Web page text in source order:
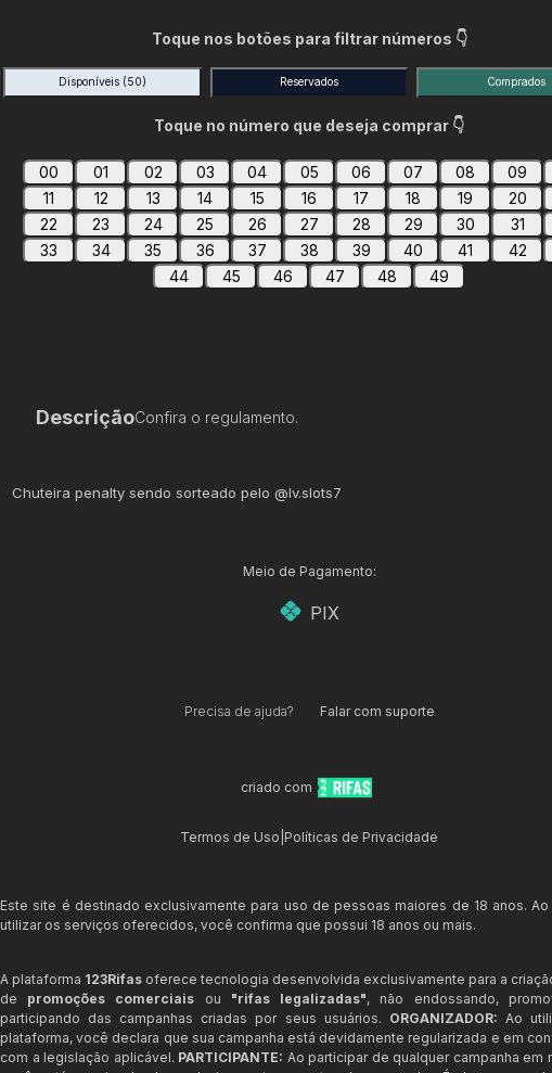
Toque nos botões para filtrar números 👇
Disponíveis (50) Reservados Comprados
Toque no número que deseja comprar 👇
00 01 02 03 04 05 06 07 08 09
11
12 13 14 15 16 17 18 19 20
22
23 24 25 26 27 28 29 30 31
33
34 35 36 37 38 39 40 41 42
44
45 46 47 48 49
DescriçãoConfira o regulamento.
Chuteira penalty sendo sorteado pelo @lv.slots7
Meio de Pagamento:
PIX
Precisa de ajuda? Falar com suporte
criado com
Termos de Uso Políticas de Privacidade
Este site é destinado exclusivamente para uso de pessoas maiores de 18 anos.
utilizar os serviços oferecidos, você confirma que possui 18 anos ou mais.
A plataforma 123Rifas oferece tecnologia desenvolvida exclusivamente para a
de promoções comerciais ou "rifas legalizadas", não endossando,
participando das campanhas criadas por seus usuários. ORGANIZADOR: Ao
plataforma, você declara que sua campanha está devidamente regularizada e em
com a legislação aplicável. PARTICIPANTE: Ao participar de qualquer campanha em